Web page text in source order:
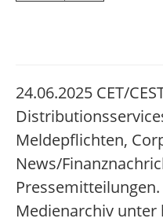
24.06.2025 CET/
Meldepflichten,
News/
Pressemitteilungen.
Medienarchiv